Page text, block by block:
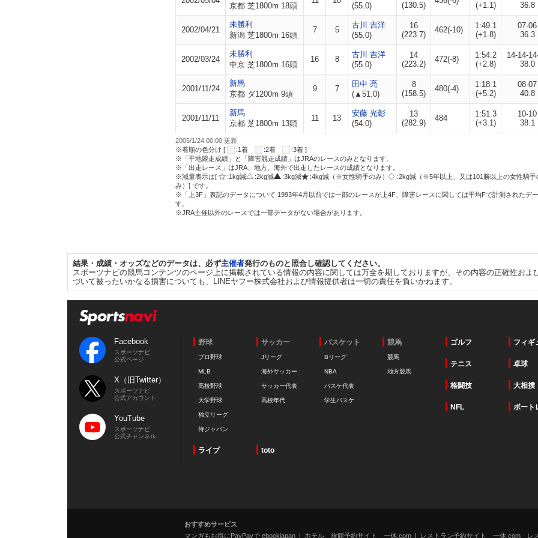
京都 芝1800m 18頭
(55.0)
(130.5)
(+1.1)
36.8
2002/04/21
未勝利
新潟 芝1800m 16頭
7 5
古川 吉洋
(55.0)
16
(223.7)
462(-10)
1:49.1
(+1.8)
07-06
36.3
2002/03/24
未勝利
中京 芝1800m 16頭
16 8
古川 吉洋
(55.0)
14
(223.2)
472(-8)
1:54.2
(+2.8)
14-14-
38.0
2001/11/24
新馬
京都 ダ1200m 9頭
9 7
田中 亮
(▲51.0)
8
(158.5)
480(-4)
1:18.1
(+5.2)
08-07
40.8
2001/11/11
新馬
京都 芝1800m 13頭
11 13
安藤 光彰
(54.0)
13
(282.9)
484
1:51.3
(+3.1)
10-10
38.1
2005/1/24 00:00 更新
※着順の色分け [
:1着 :2着
:3着 ]
※「平地競走成績」と「障害競走成績」はJRAのレースのみとなります。
※「出走レース」はJRA、地方、海外で出走したレースの成績となります。
※減量表示は[
:1kg減 :2kg減 :3kg減 :4kg減（※女性騎手のみ）
:2kg減（※5年以上、又は101勝以上の女性騎手
み）] です。
※「上3F」表記のデータについて 1993年4月以前では一部のレースが上4F、障害レースに関しては平均Fで計測されたデ
す。
※JRA主催以外のレースでは一部データがない場合があります。
結果・成績・オッズなどのデータは、必ず主催者発行のものと照合し確認してください。
スポーツナビの競馬コンテンツのページ上に掲載されている情報の内容に関しては万全を期しておりますが、その内容の正確性お
づいて被ったいかなる損害についても、LINEヤフー株式会社および情報提供者は一切の責任を負いかねます。
Facebook
スポーツナビ
公式ページ
X（旧Twitter）
スポーツナビ
公式アカウント
YouTube
スポーツナビ
公式チャンネル
野球
プロ野球
MLB
高校野球
大学野球
独立リーグ
侍ジャパン
サッカー
Jリーグ
海外サッカー
サッカー代表
高校年代
バスケット
Bリーグ
NBA
バスケ代表
学生バスケ
競馬
競馬
地方競馬
ゴルフ フィギ
テニス 卓球
格闘技 大相撲
NFL ボート
ライブ toto
おすすめサービス
マンガもお得にPayPayで ebookjapan
ホテル、旅館予約サイト 一休.com レストラン予約サイト 一休.com レ